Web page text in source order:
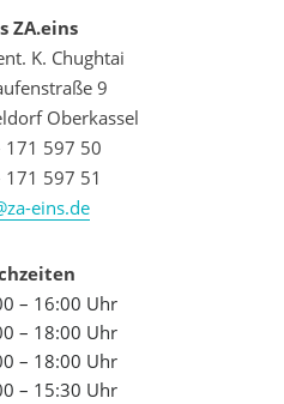
ZA.eins
K. Chughtai
9
Oberkassel
171 597 50
171 597 51
eins.de
– 16:00 Uhr
– 18:00 Uhr
– 18:00 Uhr
– 15:30 Uhr